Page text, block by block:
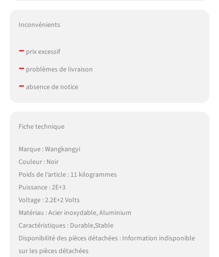
Inconvénients
– prix excessif
– problèmes de livraison
– absence de notice
Fiche technique
Marque : Wangkangyi
Couleur : Noir
Poids de l’article : 11 kilogrammes
Puissance : 2E+3
Voltage : 2.2E+2 Volts
Matériau : Acier inoxydable, Aluminium
Caractéristiques : Durable,Stable
Disponibilité des pièces détachées : Information indisponible
sur les pièces détachées